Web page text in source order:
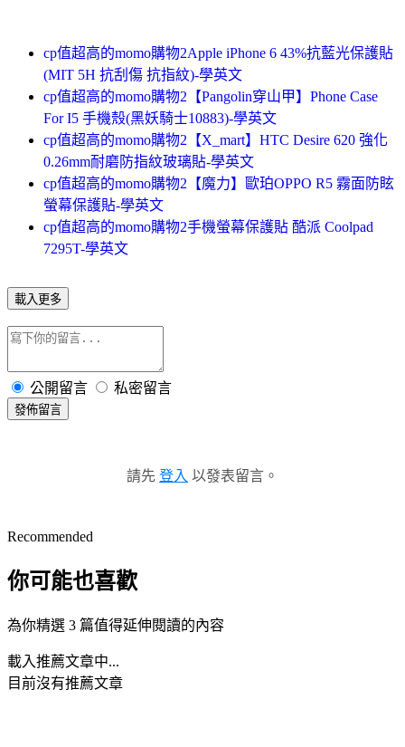
cp值超高的momo購物2Apple iPhone 6 43%抗藍光保護貼
(MIT 5H 抗刮傷 抗指紋)-學英文
cp值超高的momo購物2【Pangolin穿山甲】Phone Case
For I5 手機殼(黑妖騎士10883)-學英文
cp值超高的momo購物2【X_mart】HTC Desire 620 強化
0.26mm耐磨防指紋玻璃貼-學英文
cp值超高的momo購物2【魔力】歐珀OPPO R5 霧面防眩
螢幕保護貼-學英文
cp值超高的momo購物2手機螢幕保護貼 酷派 Coolpad
7295T-學英文
載入更多
公開留言 私密留言
發佈留言
請先 登入 以發表留言。
Recommended
你可能也喜歡
為你精選 3 篇值得延伸閱讀的內容
載入推薦文章中...
目前沒有推薦文章